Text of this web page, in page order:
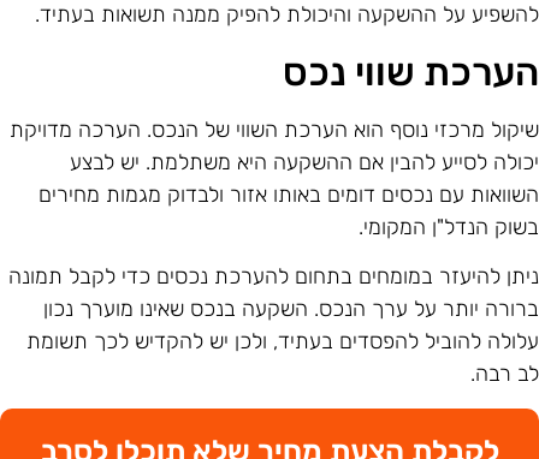
על ההשקעה והיכולת להפיק ממנה תשואות בעתיד.
שווי נכס
מרכזי נוסף הוא הערכת השווי של הנכס. הערכה מדויקת
לסייע להבין אם ההשקעה היא משתלמת. יש לבצע
עם נכסים דומים באותו אזור ולבדוק מגמות מחירים
הנדל"ן המקומי.
להיעזר במומחים בתחום להערכת נכסים כדי לקבל תמונה
יותר על ערך הנכס. השקעה בנכס שאינו מוערך נכון
להוביל להפסדים בעתיד, ולכן יש להקדיש לכך תשומת
רבה.
לקבלת הצעת מחיר שלא תוכלו לסרב